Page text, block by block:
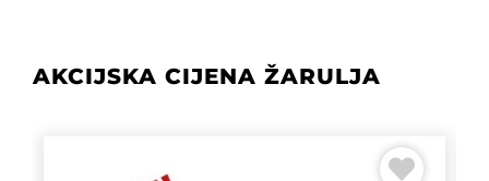
AKCIJSKA CIJENA ŽARULJA